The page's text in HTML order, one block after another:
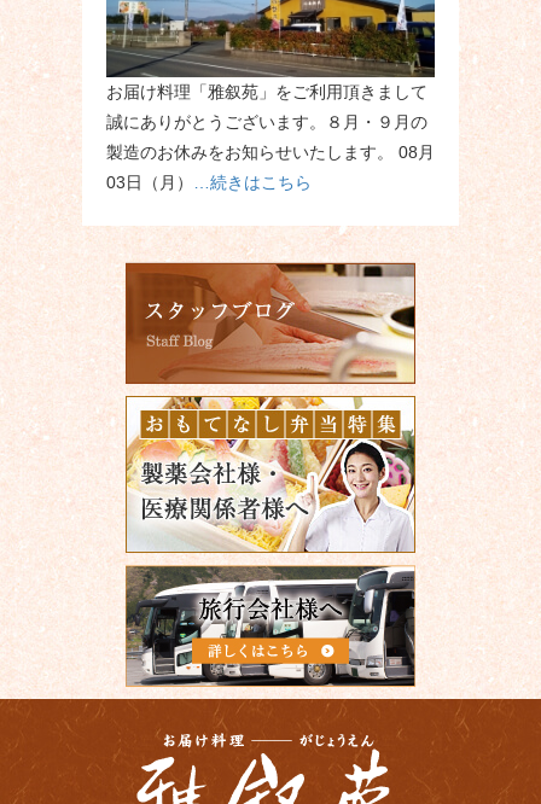
お届け料理「雅叙苑」をご利用頂きまして
誠にありがとうございます。８月・９月の
製造のお休みをお知らせいたします。 08月
03日（月）
…続きはこちら